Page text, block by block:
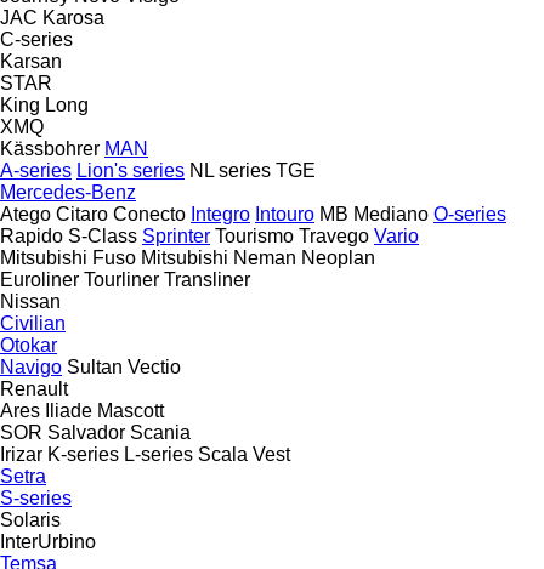
JAC Karosa
C-series
Karsan
STAR
King Long
XMQ
Kässbohrer MAN
A-series Lion's series NL series TGE
Mercedes-Benz
Atego Citaro Conecto Integro Intouro MB Mediano O-series
Rapido S-Class Sprinter Tourismo Travego Vario
Mitsubishi Fuso Mitsubishi Neman Neoplan
Euroliner Tourliner Transliner
Nissan
Civilian
Otokar
Navigo Sultan Vectio
Renault
Ares
Iliade Mascott
SOR Salvador Scania
Irizar K-series L-series Scala Vest
Setra
S-series
Solaris
InterUrbino
Temsa